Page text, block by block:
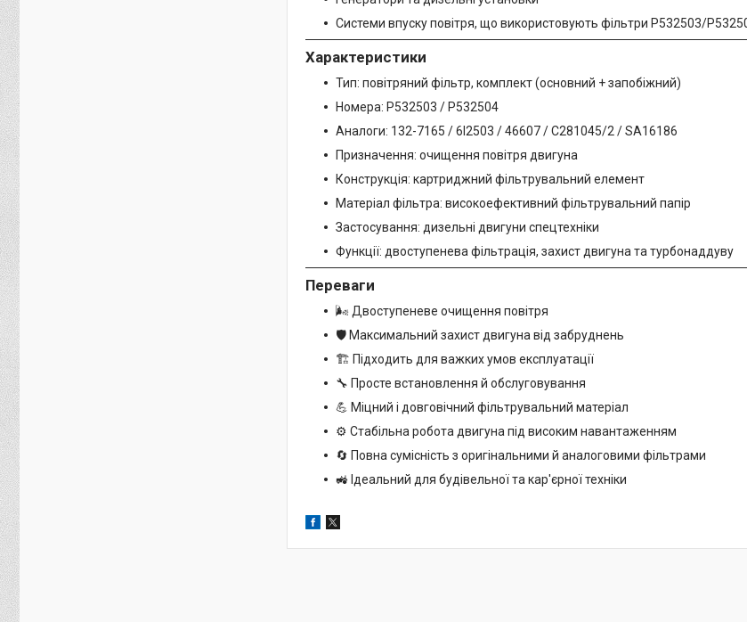
Системи впуску повітря, що використовують фільтри P532503/
Характеристики
Тип: повітряний фільтр, комплект (основний + запобіжний)
Номера: P532503 / P532504
Аналоги: 132-7165 / 6I2503 / 46607 / C281045/2 / SA16186
Призначення: очищення повітря двигуна
Конструкція: картриджний фільтрувальний елемент
Матеріал фільтра: високоефективний фільтрувальний папір
Застосування: дизельні двигуни спецтехніки
Функції: двоступенева фільтрація, захист двигуна та турбонаддуву
Переваги
🌬️ Двоступеневе очищення повітря
🛡️ Максимальний захист двигуна від забруднень
🏗️ Підходить для важких умов експлуатації
🔧 Просте встановлення й обслуговування
💪 Міцний і довговічний фільтрувальний матеріал
⚙️ Стабільна робота двигуна під високим навантаженням
🔄 Повна сумісність з оригінальними й аналоговими фільтрами
🚜 Ідеальний для будівельної та кар'єрної техніки